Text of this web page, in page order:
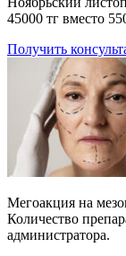
45000 тг вместо
Получить
Мегоакция на
Количество
администратора.